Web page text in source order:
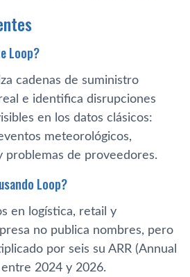
Loop?
cadenas de suministro
e identifica disrupciones
en los datos clásicos:
meteorológicos,
de proveedores.
Loop?
en logística, retail y
no publica nombres, pero
por seis su ARR (Annual
2024 y 2026.